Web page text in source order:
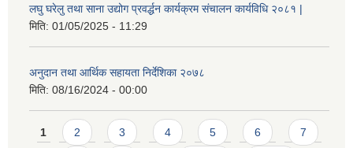
लघु घरेलु तथा साना उद्योग प्रवर्द्धन कार्यक्रम संचालन कार्यविधि २०८१ |
मिति: 01/05/2025 - 11:29
अनुदान तथा आर्थिक सहायता निर्देशिका २०७८
मिति: 08/16/2024 - 00:00
Pages
1 2 3 4 5 6 7